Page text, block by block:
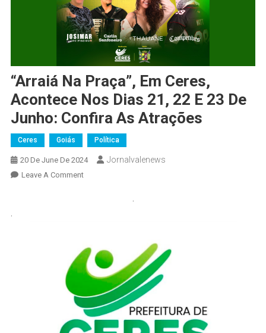
“Arraiá Na Praça”, Em Ceres,
Acontece Nos Dias 21, 22 E 23 De
Junho: Confira As Atrações
Ceres Goiás Política
20 De June De 2024 Jornalvalenews
Leave A CommentOn
Acontece
Nos
21,
22
E